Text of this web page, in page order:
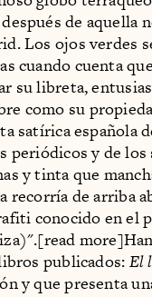
de aquella
Los ojos verdes
cuando cuenta
su libreta,
como su
satírica española
periódicos y de los
y tinta que
recorría de arriba
conocido en el
publicados:El
y que presenta